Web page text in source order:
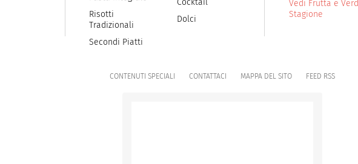
Risotti
Tradizionali
Secondi Piatti
Cocktail
Dolci
Vedi Frutta e
Stagione
CONTENUTI SPECIALI CONTATTACI MAPPA DEL SITO FEED RSS